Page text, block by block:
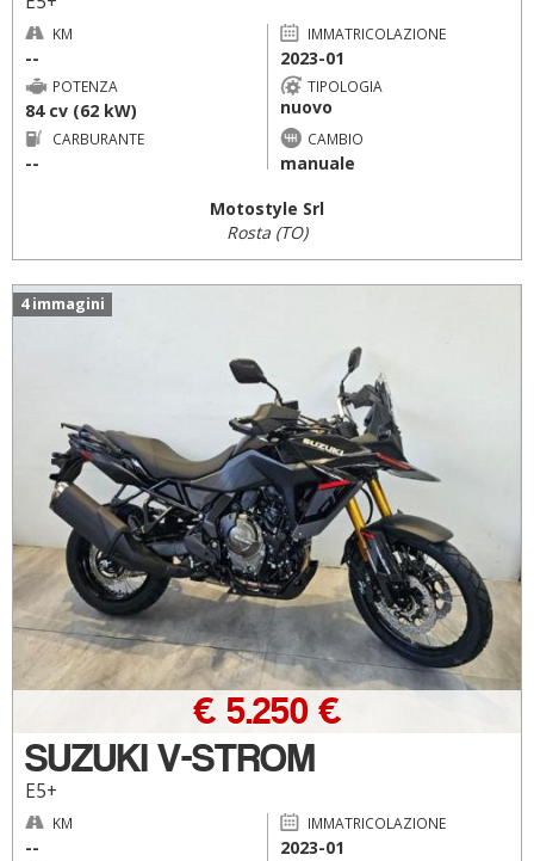
KM
--
IMMATRICOLAZIONE
2023-01
POTENZA
84 cv (62 kW)
TIPOLOGIA
nuovo
CARBURANTE
--
CAMBIO
manuale
Motostyle Srl
Rosta (TO)
4 immagini
SUZUKI V-STROM
E5+
€ 5.250 €
KM
--
IMMATRICOLAZIONE
2023-01